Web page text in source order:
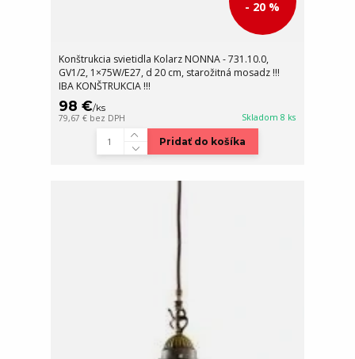
- 20 %
Konštrukcia svietidla Kolarz NONNA - 731.10.0,
GV1/2, 1×75W/E27, d 20 cm, starožitná mosadz !!!
IBA KONŠTRUKCIA !!!
98 €/ks
79,67 € bez DPH Skladom 8 ks
Pridať do košíka